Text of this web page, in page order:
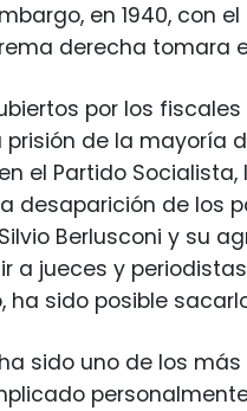
en 1940, con
derecha tomara
por los
de la mayoría
el Partido Socialista,
desaparición de los
Berlusconi y su
a jueces y
sido posible
sido uno de los